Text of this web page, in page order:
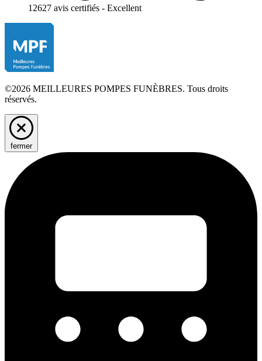
12627 avis certifiés - Excellent
©2026 MEILLEURES POMPES FUNÈBRES. Tous droits
réservés.
fermer